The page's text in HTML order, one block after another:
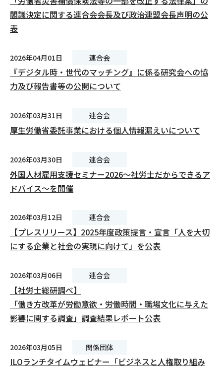
閣議決定に関する連合会会長及び政治連盟会長声明の公
表
2026年04月01日 連合会
『デジタル時・世代のマッチング』に係る研究会への協
力及び報告書等の公開について
2026年03月31日 連合会
厚生労働省委託事業における個人情報漏えいについて
2026年03月30日 連合会
外国人材雇用支援セミナー2026～社労士だからできるア
ドバイス～を開催
2026年03月12日 連合会
【プレスリリース】2025年度政策提言・宣言「人を大切
にする企業と社会の実現に向けて」を公表
2026年03月06日 連合会
【社労士総研調べ】
「働き方改革が労働意欲・労働時間・職場文化に与えた
影響に関する調査」調査結果レポート公表
2026年03月05日 関係団体
ILOランチタイムウェビナー「ビジネスと人権取り組み